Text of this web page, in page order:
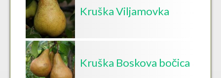
Kruška Viljamovka
Kruška Boskova bočica